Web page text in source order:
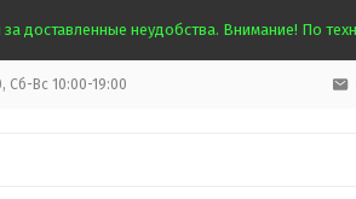
доставленные неудобства. Внимание! По
Сб-Вс 10:00-19:00